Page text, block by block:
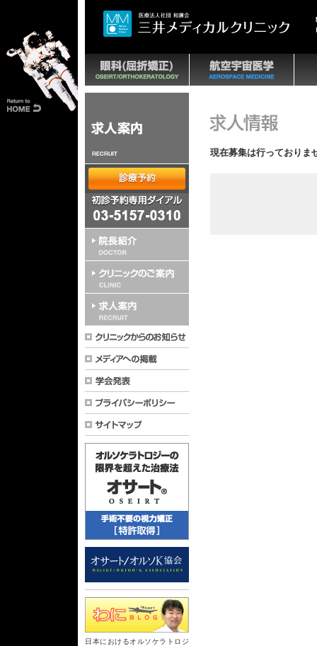
日本におけるオルソケラトロジ
現在募集は行っておりま